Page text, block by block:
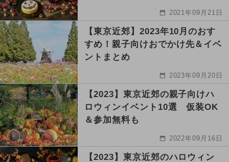
2021年09月21日
【東京近郊】2023年10月のおす
すめ！親子向けおでかけ先＆イベ
ントまとめ
2023年09月20日
【2023】東京近郊の親子向けハ
ロウィンイベント10選 仮装OK
＆参加無料も
2022年09月16日
【2023】東京近郊のハロウィン